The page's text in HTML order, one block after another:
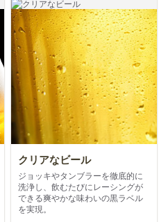
クリアなビール
ジョッキやタンブラーを徹底的に
洗浄し、飲むたびにレーシングが
できる爽やかな味わいの黒ラベル
を実現。